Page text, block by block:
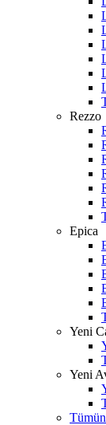
Rezzo
Epica
Yeni
Yeni